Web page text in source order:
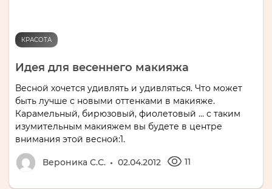
КРАСОТА
Идея для весеннего макияжа
Весной хочется удивлять и удивляться. Что может
быть лучше с новыми оттенками в макияже.
Карамельный, бирюзовый, фиолетовый … с таким
изумительным макияжем вы будете в центре
внимания этой весной:1.
Вероника С.С. 02.04.2012 11